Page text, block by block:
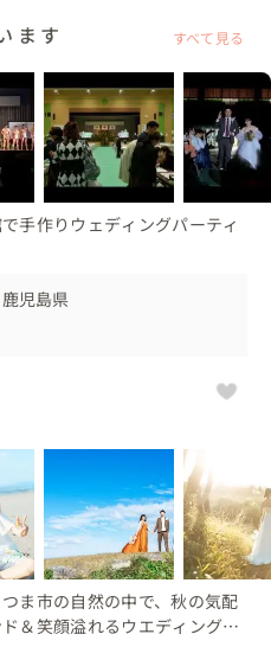
ます すべて見る
手作りウェディングパーティ
鹿児島県
ま市の自然の中で、秋の気配
＆笑顔溢れるウエディングフ